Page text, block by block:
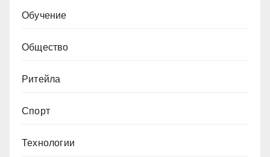
Обучение
Общество
Ритейла
Спорт
Технологии